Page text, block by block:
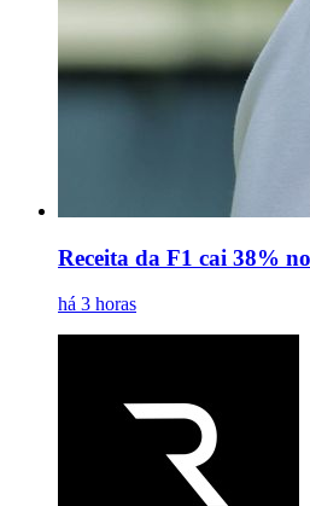
Receita da F1 cai 38%
há 3 horas